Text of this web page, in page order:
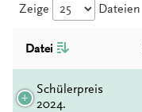
Zeige Dateien
Datei
Schülerpreis
2024.